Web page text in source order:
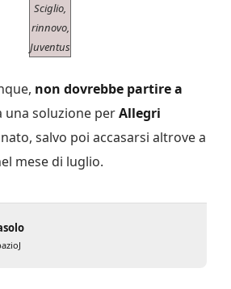
Sciglio,
rinnovo,
Juventus
non dovrebbe partire a
una soluzione perAllegri
salvo poi accasarsi altrove a
mese di luglio.